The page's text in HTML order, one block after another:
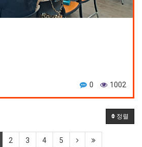
0 1002
정렬
2 3 4 5